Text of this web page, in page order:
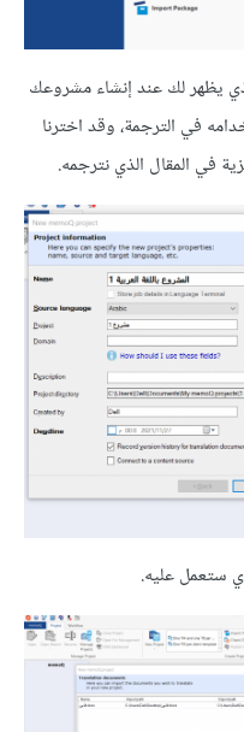
يظهر لك عند إنشاء مشروعك
في الترجمة، وقد اخترنا
في المقال الذي نترجمه.